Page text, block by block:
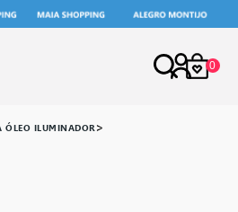
0
ÓLEO ILUMINADOR